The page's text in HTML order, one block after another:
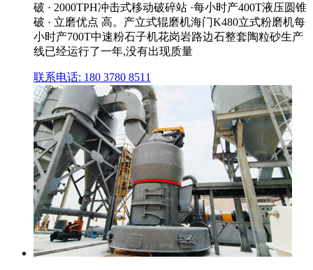
破 · 2000TPH冲击式移动破碎站 ·每小时产400T液压圆锥
破 · 立磨优点 高。产立式辊磨机海门K480立式粉磨机每
小时产700T中速粉石子机花岗岩路边石整套陶粒砂生产
线已经运行了一年,没有出现质量
联系电话: 180 3780 8511